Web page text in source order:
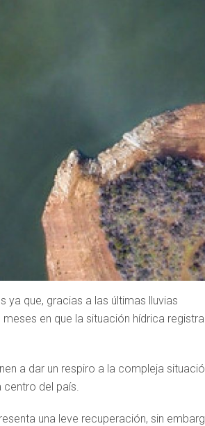
ya que, gracias a las últimas lluvias
en que la situación hídrica
a dar un respiro a la compleja
centro del país.
una leve recuperación, sin